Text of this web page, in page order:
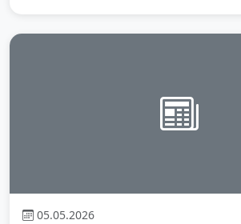
05.05.2026